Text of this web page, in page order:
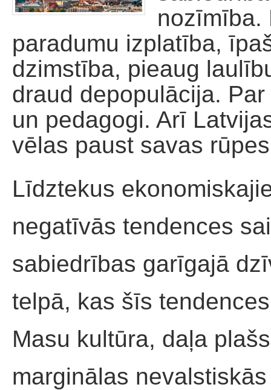
Palīdzība dievnamam
nozīmība.
paradumu izplatība,
dzimstība, pieaug
draud depopulācija.
un pedagogi. Arī
vēlas paust savas
Līdztekus
negatīvās tendences
sabiedrības garīgajā
telpā, kas šīs
Masu kultūra, daļa
marginālas